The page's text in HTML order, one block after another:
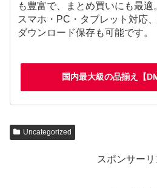
も豊富で、まとめ買いにも最適
スマホ・PC・タブレット対応
ダウンロード保存も可能です。
国内最大級の品揃え【
Uncategorized
スポンサーリ